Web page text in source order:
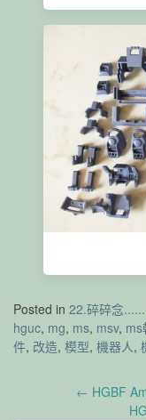
Posted in 22.碎碎念......
hguc, mg, ms, msv, ms
件, 改造, 模型, 機器人,
← HGBF